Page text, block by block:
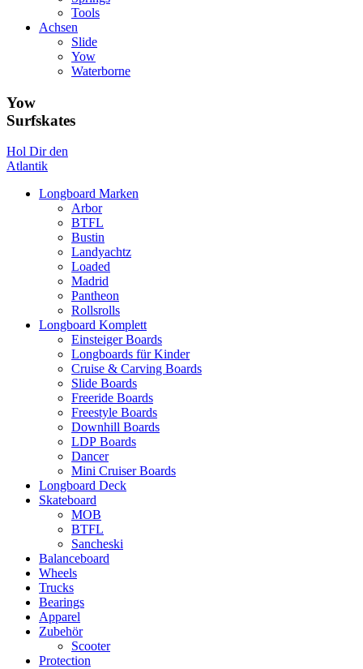
Tools
Achsen
Slide
Yow
Waterborne
Yow
Surfskates
Hol Dir den
Atlantik
Longboard Marken
Arbor
BTFL
Bustin
Landyachtz
Loaded
Madrid
Pantheon
Rollsrolls
Longboard Komplett
Einsteiger Boards
Longboards für Kinder
Cruise & Carving Boards
Slide Boards
Freeride Boards
Freestyle Boards
Downhill Boards
LDP Boards
Dancer
Mini Cruiser Boards
Longboard Deck
Skateboard
MOB
BTFL
Sancheski
Balanceboard
Wheels
Trucks
Bearings
Apparel
Zubehör
Scooter
Protection